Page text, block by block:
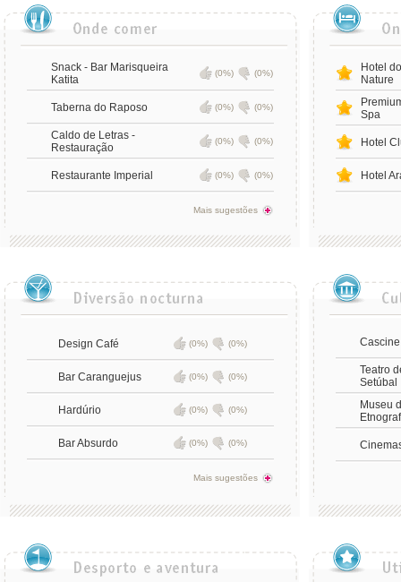
Snack - Bar Marisqueira
Katita
(0%) (0%)
Taberna do Raposo (0%) (0%)
Caldo de Letras -
Restauração
(0%) (0%)
Restaurante Imperial (0%) (0%)
Mais sugestões
Hotel
Nature
Spa
Hotel
Hotel
Design Café (0%) (0%)
Bar Caranguejus (0%) (0%)
Hardúrio (0%) (0%)
Bar Absurdo (0%) (0%)
Mais sugestões
Cascine
Teatro
Setúbal
Museu